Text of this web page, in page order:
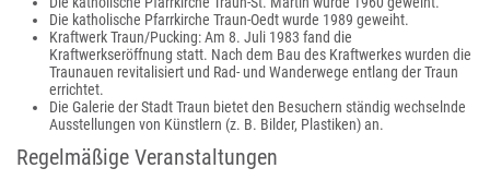
Die katholische Pfarrkirche Traun-Oedt wurde 1989 geweiht.
Kraftwerk Traun/Pucking: Am 8. Juli 1983 fand die
Kraftwerkseröffnung statt. Nach dem Bau des Kraftwerkes wurden die
Traunauen revitalisiert und Rad- und Wanderwege entlang der Traun
errichtet.
Die Galerie der Stadt Traun bietet den Besuchern ständig wechselnde
Ausstellungen von Künstlern (z. B. Bilder, Plastiken) an.
Regelmäßige Veranstaltungen